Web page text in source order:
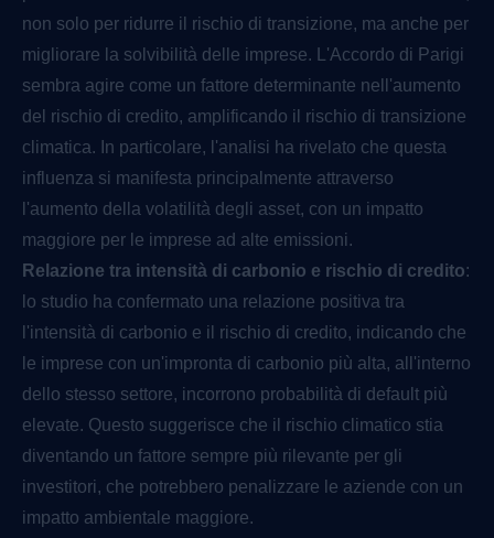
non solo per ridurre il rischio di transizione, ma anche per
migliorare la solvibilità delle imprese. L'Accordo di Parigi
sembra agire come un fattore determinante nell'aumento
del rischio di credito, amplificando il rischio di transizione
climatica. In particolare, l'analisi ha rivelato che questa
influenza si manifesta principalmente attraverso
l'aumento della volatilità degli asset, con un impatto
maggiore per le imprese ad alte emissioni.
Relazione tra intensità di carbonio e rischio di credito:
lo studio ha confermato una relazione positiva tra
l'intensità di carbonio e il rischio di credito, indicando che
le imprese con un'impronta di carbonio più alta, all'interno
dello stesso settore, incorrono probabilità di default più
elevate. Questo suggerisce che il rischio climatico stia
diventando un fattore sempre più rilevante per gli
investitori, che potrebbero penalizzare le aziende con un
impatto ambientale maggiore.